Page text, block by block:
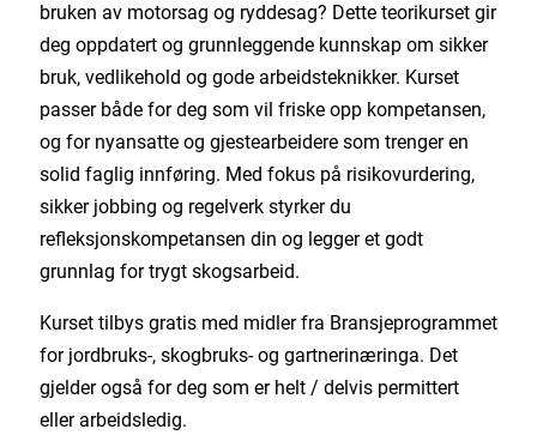
bruken av motorsag og ryddesag? Dette teorikurset gir
deg oppdatert og grunnleggende kunnskap om sikker
bruk, vedlikehold og gode arbeidsteknikker. Kurset
passer både for deg som vil friske opp kompetansen,
og for nyansatte og gjestearbeidere som trenger en
solid faglig innføring. Med fokus på risikovurdering,
sikker jobbing og regelverk styrker du
refleksjonskompetansen din og legger et godt
grunnlag for trygt skogsarbeid.
Kurset tilbys gratis med midler fra Bransjeprogrammet
for jordbruks-, skogbruks- og gartnerinæringa. Det
gjelder også for deg som er helt / delvis permittert
eller arbeidsledig.